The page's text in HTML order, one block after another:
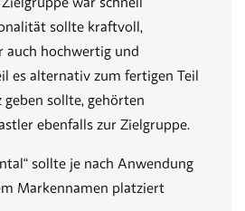
sollte kraftvoll,
auch hochwertig und
es alternativ zum fertigen Teil
geben sollte, gehörten
ebenfalls zur Zielgruppe.
sollte je nach Anwendung
Markennamen platziert